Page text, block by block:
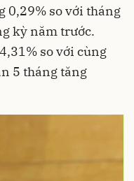
0,29% so với tháng
kỳ năm trước.
so với cùng
5 tháng tăng